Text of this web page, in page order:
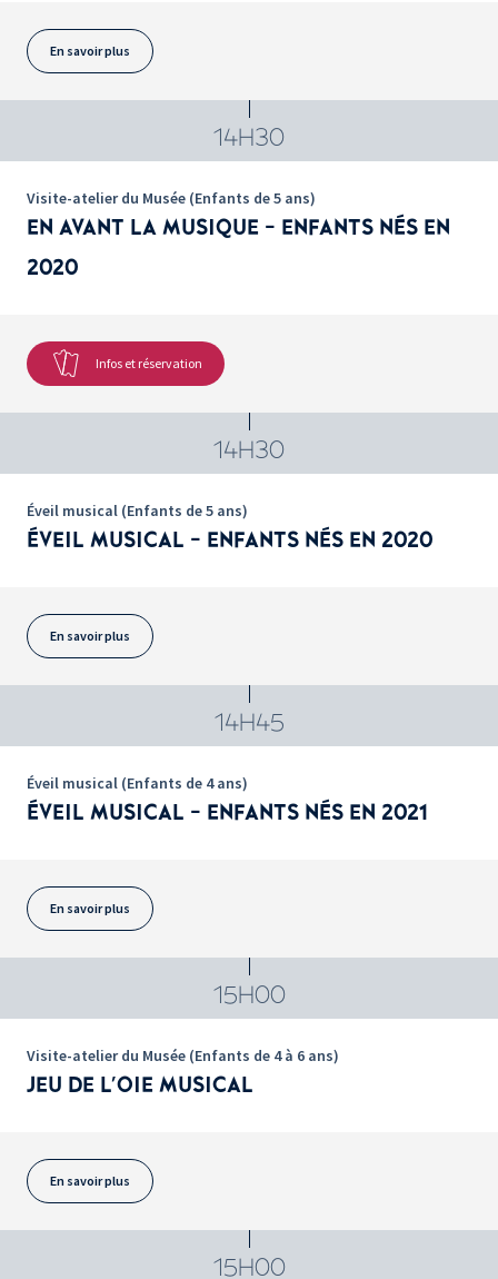
En savoir plus
14H30
Visite-atelier du Musée (Enfants de 5 ans)
EN AVANT LA MUSIQUE - ENFANTS NÉS EN
2020
Infos et réservation
14H30
Éveil musical (Enfants de 5 ans)
ÉVEIL MUSICAL - ENFANTS NÉS EN 2020
En savoir plus
14H45
Éveil musical (Enfants de 4 ans)
ÉVEIL MUSICAL - ENFANTS NÉS EN 2021
En savoir plus
15H00
Visite-atelier du Musée (Enfants de 4 à 6 ans)
JEU DE L'OIE MUSICAL
En savoir plus
15H00